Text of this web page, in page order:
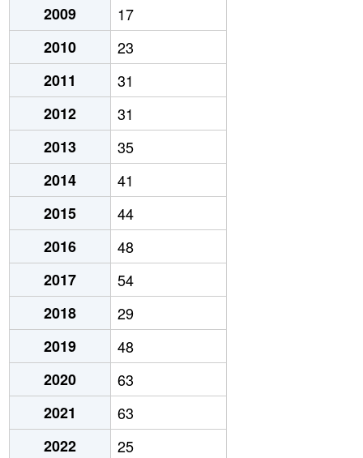
2009
17
2010
23
2011
31
2012
31
2013
35
2014
41
2015
44
2016
48
2017
54
2018
29
2019
48
2020
63
2021
63
2022
25